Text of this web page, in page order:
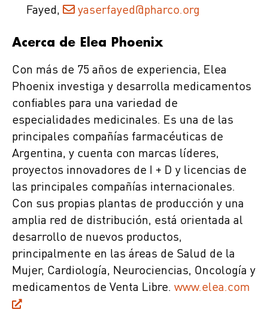
Fayed,
yaserfayed@pharco.org
Acerca de Elea Phoenix
Con más de 75 años de experiencia, Elea
Phoenix investiga y desarrolla medicamentos
confiables para una variedad de
especialidades medicinales. Es una de las
principales compañías farmacéuticas de
Argentina, y cuenta con marcas líderes,
proyectos innovadores de I + D y licencias de
las principales compañías internacionales.
Con sus propias plantas de producción y una
amplia red de distribución, está orientada al
desarrollo de nuevos productos,
principalmente en las áreas de Salud de la
Mujer, Cardiología, Neurociencias, Oncología y
medicamentos de Venta Libre. www.elea.com